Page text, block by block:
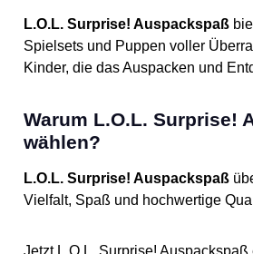
L.O.L. Surprise! Auspackspaß
Spielsets und Puppen voller
Kinder, die das Auspacken und
Warum L.O.L. Surprise!
wählen?
L.O.L. Surprise! Auspackspaß
Vielfalt, Spaß und hochwertige